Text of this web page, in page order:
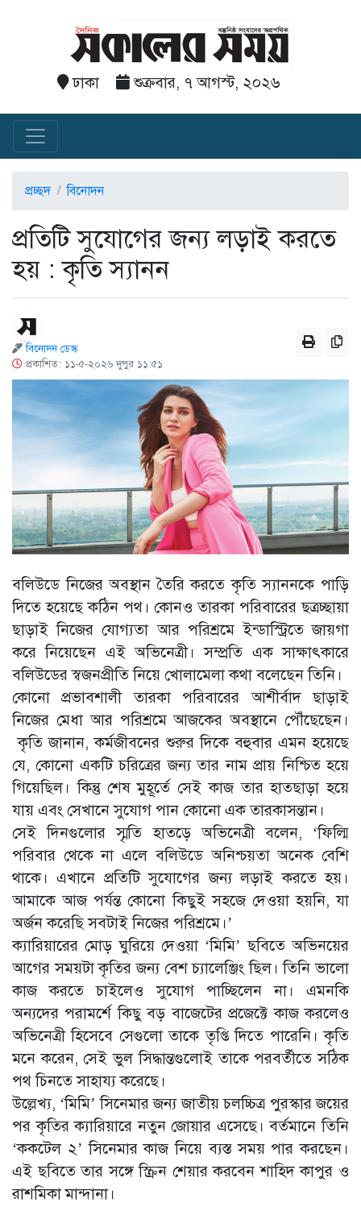
ঢাকা শুক্রবার, ৭ আগস্ট, ২০২৬
প্রচ্ছদ বিনোদন
প্রতিটি সুযোগের জন্য লড়াই করতে
হয় : কৃতি স্যানন
বিনোদন ডেস্ক
প্রকাশিত: ১১-৫-২০২৬ দুপুর ১১:৫১
বলিউডে নিজের অবস্থান তৈরি করতে কৃতি স্যাননকে পাড়ি
দিতে হয়েছে কঠিন পথ। কোনও তারকা পরিবারের ছত্রচ্ছায়া
ছাড়াই নিজের যোগ্যতা আর পরিশ্রমে ইন্ডাস্ট্রিতে জায়গা
করে নিয়েছেন এই অভিনেত্রী। সম্প্রতি এক সাক্ষাৎকারে
বলিউডের স্বজনপ্রীতি নিয়ে খোলামেলা কথা বলেছেন তিনি।
কোনো প্রভাবশালী তারকা পরিবারের আশীর্বাদ ছাড়াই
নিজের মেধা আর পরিশ্রমে আজকের অবস্থানে পৌঁছেছেন।
কৃতি জানান, কর্মজীবনের শুরুর দিকে বহুবার এমন হয়েছে
যে, কোনো একটি চরিত্রের জন্য তার নাম প্রায় নিশ্চিত হয়ে
গিয়েছিল। কিন্তু শেষ মুহূর্তে সেই কাজ তার হাতছাড়া হয়ে
যায় এবং সেখানে সুযোগ পান কোনো এক তারকাসন্তান।
সেই দিনগুলোর স্মৃতি হাতড়ে অভিনেত্রী বলেন, ‘ফিল্মি
পরিবার থেকে না এলে বলিউডে অনিশ্চয়তা অনেক বেশি
থাকে। এখানে প্রতিটি সুযোগের জন্য লড়াই করতে হয়।
আমাকে আজ পর্যন্ত কোনো কিছুই সহজে দেওয়া হয়নি, যা
অর্জন করেছি সবটাই নিজের পরিশ্রমে।’
ক্যারিয়ারের মোড় ঘুরিয়ে দেওয়া ‘মিমি’ ছবিতে অভিনয়ের
আগের সময়টা কৃতির জন্য বেশ চ্যালেঞ্জিং ছিল। তিনি ভালো
কাজ করতে চাইলেও সুযোগ পাচ্ছিলেন না। এমনকি
অন্যদের পরামর্শে কিছু বড় বাজেটের প্রজেক্টে কাজ করলেও
অভিনেত্রী হিসেবে সেগুলো তাকে তৃপ্তি দিতে পারেনি। কৃতি
মনে করেন, সেই ভুল সিদ্ধান্তগুলোই তাকে পরবর্তীতে সঠিক
পথ চিনতে সাহায্য করেছে।
উল্লেখ্য, ‘মিমি’ সিনেমার জন্য জাতীয় চলচ্চিত্র পুরস্কার জয়ের
পর কৃতির ক্যারিয়ারে নতুন জোয়ার এসেছে। বর্তমানে তিনি
‘ককটেল ২’ সিনেমার কাজ নিয়ে ব্যস্ত সময় পার করছেন।
এই ছবিতে তার সঙ্গে স্ক্রিন শেয়ার করবেন শাহিদ কাপুর ও
রাশমিকা মান্দানা।